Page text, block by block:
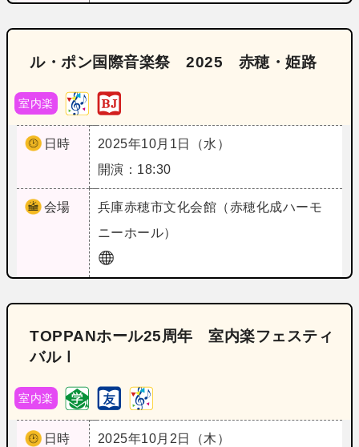
ル・ポン国際音楽祭 2025 赤穂・姫路
室内楽
日時
2025年10月1日（水）
開演：18:30
会場 兵庫赤穂市文化会館（赤穂化成ハーモ
ニーホール）
TOPPANホール25周年 室内楽フェスティ
バルⅠ
室内楽
日時
2025年10月2日（木）